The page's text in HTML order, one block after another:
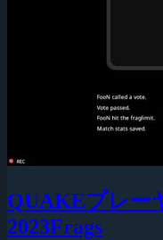
QUAKEプレー
2023Frags